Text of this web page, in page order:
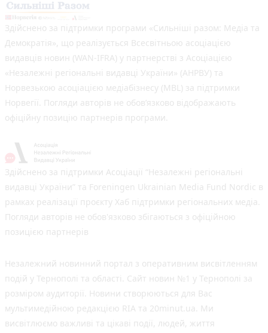
Здійснено за підтримки програми «Сильніші разом: Медіа та
Демократія», що реалізується Всесвітньою асоціацією
видавців новин (WAN-IFRA) у партнерстві з Асоціацією
«Незалежні регіональні видавці України» (АНРВУ) та
Норвезькою асоціацією медіабізнесу (MBL) за підтримки
Норвегії. Погляди авторів не обов’язково відображають
офіційну позицію партнерів програми.
Здійснено за підтримки Асоціації “Незалежні регіональні
видавці України” та Foreningen Ukrainian Media Fund Nordic в
рамках реалізації проєкту Хаб підтримки регіональних медіа.
Погляди авторів не обов'язково збігаються з офіційною
позицією партнерів
Незалежний новинний портал з оперативним висвітленням
подій у Тернополі та області. Сайт новин №1 у Тернополі за
розміром аудиторії. Новини створюються для Вас
мультимедійною редакцією RIA та 20minut.ua. Ми
висвітлюємо важливі та цікаві події, людей, життя